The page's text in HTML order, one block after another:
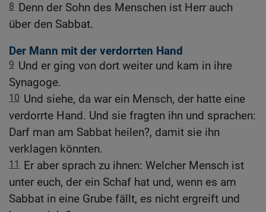
8 Denn der Sohn des Menschen ist Herr auch
über den Sabbat.
Der Mann mit der verdorrten Hand
9 Und er ging von dort weiter und kam in ihre
Synagoge.
10 Und siehe, da war ein Mensch, der hatte eine
verdorrte Hand. Und sie fragten ihn und sprachen:
Darf man am Sabbat heilen?, damit sie ihn
verklagen könnten.
11
Er aber sprach zu ihnen: Welcher Mensch ist
unter euch, der ein Schaf hat und, wenn es am
Sabbat in eine Grube fällt, es nicht ergreift und